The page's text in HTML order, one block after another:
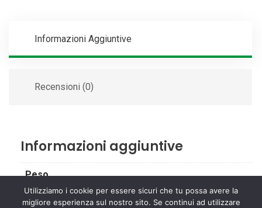
Informazioni Aggiuntive
Recensioni (0)
Informazioni aggiuntive
Peso
1 kg
Utilizziamo i cookie per essere sicuri che tu possa avere la
migliore esperienza sul nostro sito. Se continui ad utilizzare